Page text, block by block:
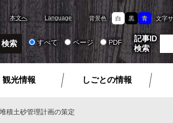
本文へ Language 背景色 白 黒 青 文字
すべて ページ PDF
記事ID
検索
観光情報 しごとの情報
積土砂管理計画の策定